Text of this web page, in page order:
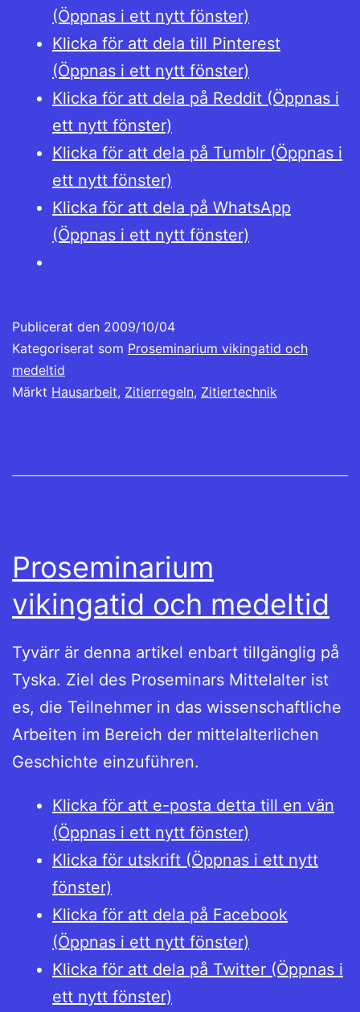
(Öppnas i ett nytt fönster)
Klicka för att dela till Pinterest
(Öppnas i ett nytt fönster)
Klicka för att dela på Reddit (Öppnas i
ett nytt fönster)
Klicka för att dela på Tumblr (Öppnas i
ett nytt fönster)
Klicka för att dela på WhatsApp
(Öppnas i ett nytt fönster)
Publicerat den 2009/10/04
Kategoriserat som Proseminarium vikingatid och
medeltid
Märkt Hausarbeit, Zitierregeln, Zitiertechnik
Proseminarium
vikingatid och medeltid
Tyvärr är denna artikel enbart tillgänglig på
Tyska. Ziel des Proseminars Mittelalter ist
es, die Teilnehmer in das wissenschaftliche
Arbeiten im Bereich der mittelalterlichen
Geschichte einzuführen.
Klicka för att e-posta detta till en vän
(Öppnas i ett nytt fönster)
Klicka för utskrift (Öppnas i ett nytt
fönster)
Klicka för att dela på Facebook
(Öppnas i ett nytt fönster)
Klicka för att dela på Twitter (Öppnas i
ett nytt fönster)